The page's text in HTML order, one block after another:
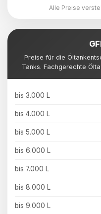
Alle Preise
Preise für die
Tanks. Fachgerechte
bis 3.000 L
bis 4.000 L
bis 5.000 L
bis 6.000 L
bis 7.000 L
bis 8.000 L
bis 9.000 L